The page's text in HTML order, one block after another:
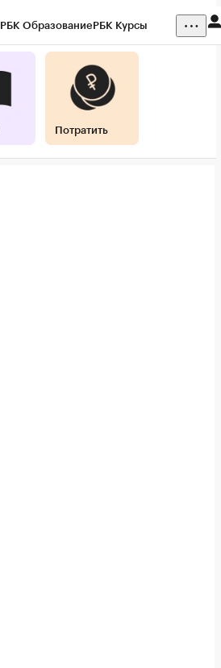
РБК ОбразованиеРБК Курсы
Спецпроекты СПб
Потратить